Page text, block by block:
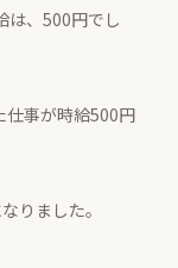
は、500円でし
仕事が時給500円
りました。